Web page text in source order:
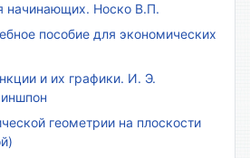
начинающих. Носко В.П.
пособие для экономических
и их графики. И. Э.
геометрии на плоскости